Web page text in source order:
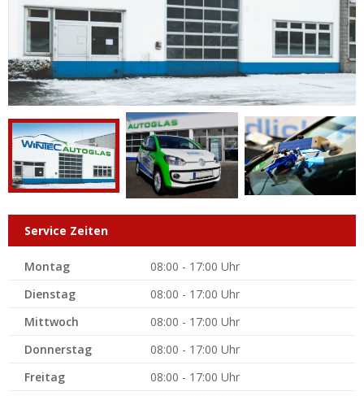
Service Zeiten
Montag
08:00 - 17:00 Uhr
Dienstag
08:00 - 17:00 Uhr
Mittwoch
08:00 - 17:00 Uhr
Donnerstag
08:00 - 17:00 Uhr
Freitag
08:00 - 17:00 Uhr